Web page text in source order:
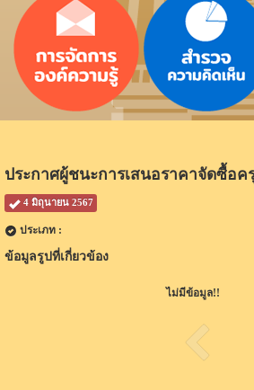
ประกาศผู้ชนะการเสนอราคาจัดซื้อ
4 มิถุนายน 2567
ประเภท :
ข้อมูลรูปที่เกี่ยวข้อง
ไม่มีข้อมูล!!